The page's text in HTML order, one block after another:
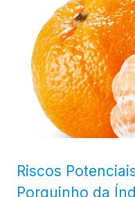
Riscos
Porquinho da